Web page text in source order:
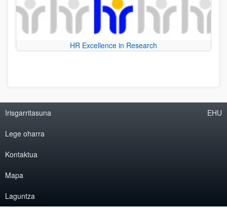
HR Excellence in Research
Irisgarritasuna
Lege oharra
Kontaktua
Mapa
Laguntza
EHU